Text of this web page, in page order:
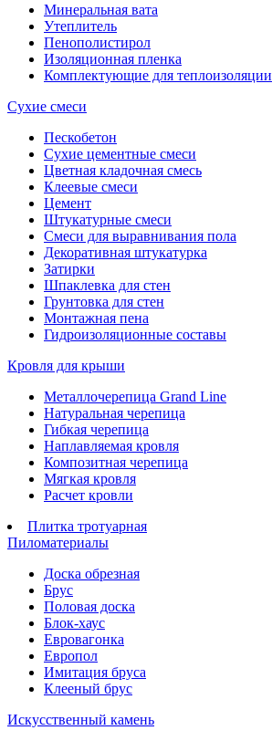
Минеральная вата
Утеплитель
Пенополистирол
Изоляционная пленка
Комплектующие для теплоизоляции
Сухие смеси
Пескобетон
Сухие цементные смеси
Цветная кладочная смесь
Клеевые смеси
Цемент
Штукатурные смеси
Смеси для выравнивания пола
Декоративная штукатурка
Затирки
Шпаклевка для стен
Грунтовка для стен
Монтажная пена
Гидроизоляционные составы
Кровля для крыши
Металлочерепица Grand Line
Натуральная черепица
Гибкая черепица
Наплавляемая кровля
Композитная черепица
Мягкая кровля
Расчет кровли
Плитка тротуарная
Пиломатериалы
Доска обрезная
Брус
Половая доска
Блок-хаус
Евровагонка
Европол
Имитация бруса
Клееный брус
Искусственный камень